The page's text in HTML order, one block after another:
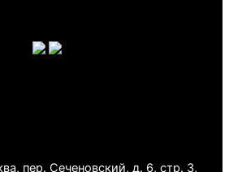
пер. Сеченовский, д. 6, стр. 3,